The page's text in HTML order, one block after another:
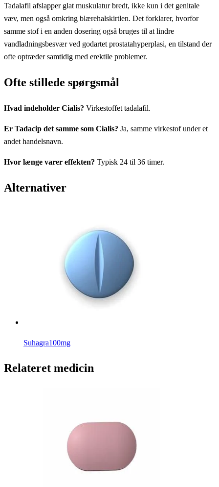
Tadalafil afslapper glat muskulatur bredt, ikke kun i det genitale
væv, men også omkring blærehalskirtlen. Det forklarer, hvorfor
samme stof i en anden dosering også bruges til at lindre
vandladningsbesvær ved godartet prostatahyperplasi, en tilstand der
ofte optræder samtidig med erektile problemer.
Ofte stillede spørgsmål
Hvad indeholder Cialis? Virkestoffet tadalafil.
Er Tadacip det samme som Cialis? Ja, samme virkestof under et
andet handelsnavn.
Hvor længe varer effekten? Typisk 24 til 36 timer.
Alternativer
Suhagra100mg
Relateret medicin